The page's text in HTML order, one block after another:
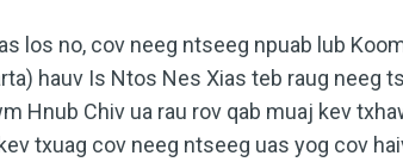
los no, cov neeg ntseeg npuab lub
hauv Is Ntos Nes Xias teb raug neeg
Hnub Chiv ua rau rov qab muaj kev
txuag cov neeg ntseeg uas yog cov